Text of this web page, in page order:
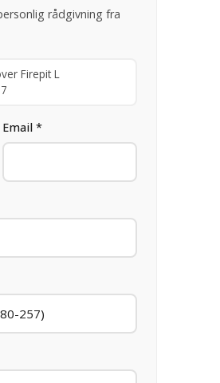
rådgivning fra
Firepit L
Email *